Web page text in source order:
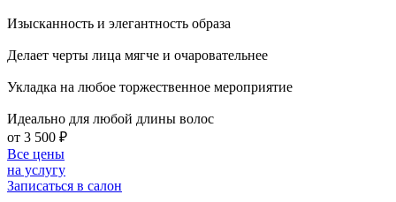
Изысканность и элегантность образа
Делает черты лица мягче и очаровательнее
Укладка на любое торжественное мероприятие
Идеально для любой длины волос
от 3 500 ₽
Все цены
на услугу
Записаться в салон